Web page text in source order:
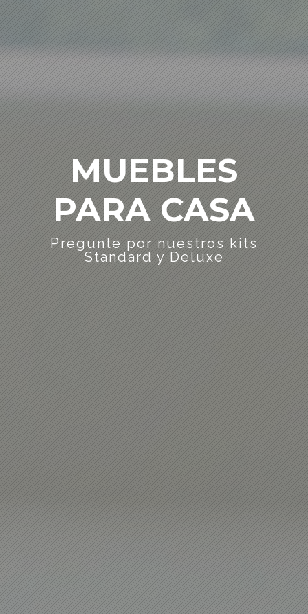
MUEBLES
PARA CASA
Pregunte por nuestros kits
Standard y Deluxe